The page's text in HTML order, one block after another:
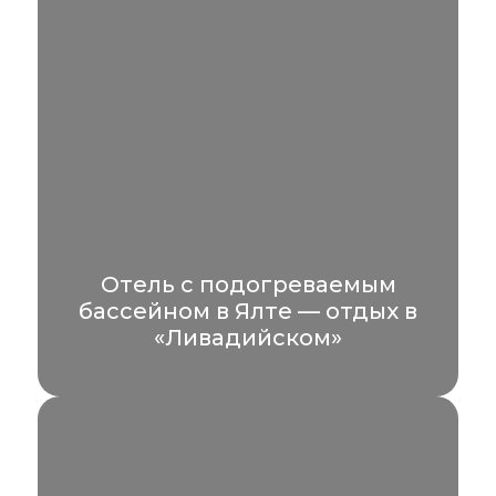
Отель с подогреваемым
бассейном в Ялте — отдых в
«Ливадийском»